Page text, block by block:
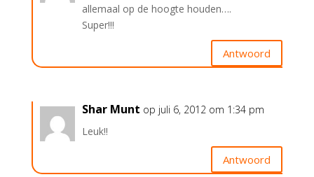
allemaal op de hoogte houden….
Super!!!
Antwoord
Shar Munt op juli 6, 2012 om 1:34 pm
Leuk!!
Antwoord